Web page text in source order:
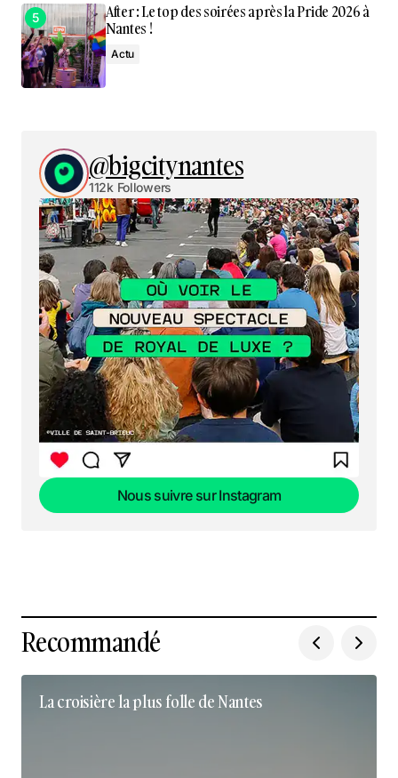
After : Le top des soirées après la Pride 2026 à
Nantes !
Actu
@bigcitynantes
112k Followers
Nous suivre sur Instagram
Recommandé
La croisière la plus folle de Nantes